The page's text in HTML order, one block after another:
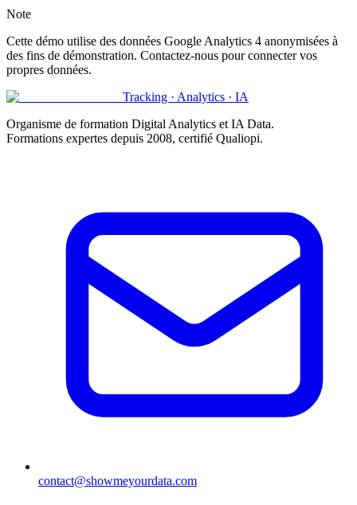
Note
Cette démo utilise des données Google Analytics 4 anonymisées à
des fins de démonstration. Contactez-nous pour connecter vos
propres données.
Tracking · Analytics · IA
Organisme de formation Digital Analytics et IA Data.
Formations expertes depuis 2008, certifié Qualiopi.
contact@showmeyourdata.com